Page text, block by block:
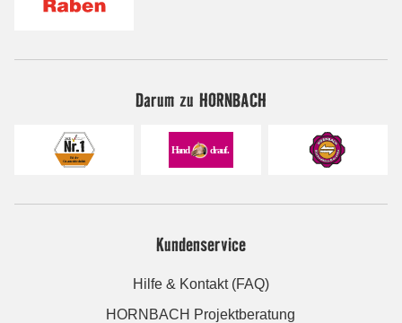
Darum zu HORNBACH
Kundenservice
Hilfe & Kontakt (FAQ)
HORNBACH Projektberatung